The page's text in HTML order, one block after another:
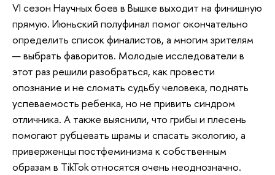
VI сезон Научных боев в Вышке выходит на финишную
прямую. Июньский полуфинал помог окончательно
определить список финалистов, а многим зрителям
— выбрать фаворитов. Молодые исследователи в
этот раз решили разобраться, как провести
опознание и не сломать судьбу человека, поднять
успеваемость ребенка, но не привить синдром
отличника. А также выяснили, что грибы и плесень
помогают рубцевать шрамы и спасать экологию, а
приверженцы постфеминизма к собственным
образам в TikTok относятся очень неоднозначно.